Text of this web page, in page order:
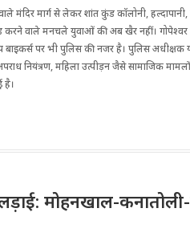
मंदिर मार्ग से लेकर शांत कुंड कॉलोनी,
करने वाले मनचले युवाओं की अब खैर नहीं। गोपेश्वर
पर भी पुलिस की नजर है। पुलिस अधीक्षक
नियंत्रण, महिला उत्पीड़न जैसे सामाजिक
है।
मोहनखाल-